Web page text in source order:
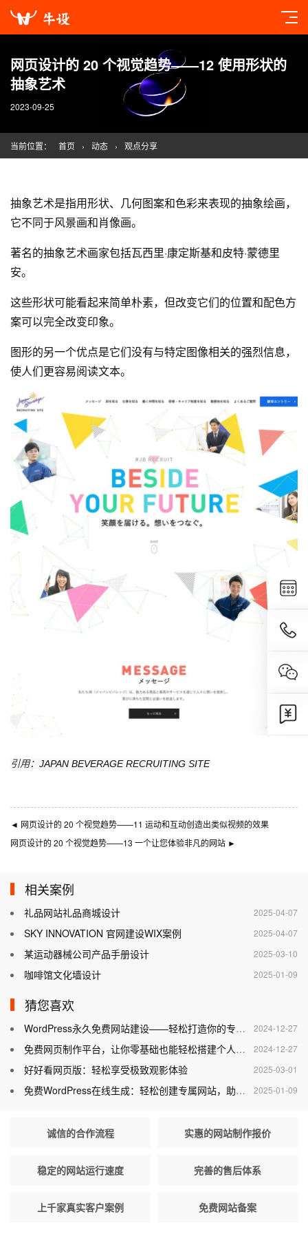
网页设计的 20 个视觉趋势——12 使用形状的
抽象艺术
2023-09-25
当前位置： 首页 › 动态 › 观点分享
抽象艺术是指用形状、几何图案和色彩来表现的抽象绘画，
它不同于风景画和肖像画。
著名的抽象艺术画家包括瓦西里·康定斯基和皮特·蒙德里
安。
这些形状可能看起来简单朴素，但改变它们的位置和配色方
案可以完全改变印象。
图形的另一个优点是它们没有与特定图像相关的强烈信息，
使人们更容易阅读文本。
引用： JAPAN BEVERAGE RECRUITING SITE
◄ 网页设计的 20 个视觉趋势——11 运动和互动创造出类似视频的效果
网页设计的 20 个视觉趋势——13 一个让您体验非凡的网站 ►
相关案例
2025-04-07
礼品网站礼品商城设计
2025-04-07
SKY INNOVATION 官网建设WIX案例
2025-03-10
某运动器械公司产品手册设计
2025-01-09
咖啡馆文化墙设计
猜您喜欢
2024-12-27
WordPress永久免费网站建设——轻松打造你的专属网站
2024-12-27
免费网页制作平台，让你零基础也能轻松搭建个人网站
2025-03-01
好好看网页版：轻松享受极致观影体验
2025-01-09
免费WordPress在线生成：轻松创建专属网站，助力个人与企业腾飞
诚信的合作流程 实惠的网站制作报价
稳定的网站运行速度 完善的售后体系
上千家真实客户案例 免费网站备案